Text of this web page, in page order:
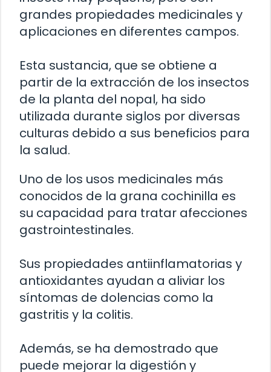
grandes propiedades medicinales y
aplicaciones en diferentes campos.
Esta sustancia, que se obtiene a
partir de la extracción de los insectos
de la planta del nopal, ha sido
utilizada durante siglos por diversas
culturas debido a sus beneficios para
la salud.
Uno de los usos medicinales más
conocidos de la grana cochinilla es
su capacidad para tratar afecciones
gastrointestinales.
Sus propiedades antiinflamatorias y
antioxidantes ayudan a aliviar los
síntomas de dolencias como la
gastritis y la colitis.
Además, se ha demostrado que
puede mejorar la digestión y